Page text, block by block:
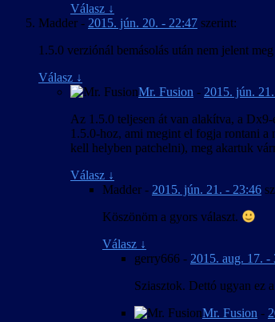
Válasz ↓
Madder - 2015. jún. 20. - 22:47 szerint:
1.5.0 verziónál bemásolás után nem jelent
Válasz ↓
Mr. Fusion - 2015. jún.
Az 1.5.0 teljesen át van alakítva, a
1.5.0-hoz, ami megint el fogja rontani a
kell helyben patchelni), meg akartuk
Válasz ↓
Madder - 2015. jún. 21. - 23:46
Köszönöm a gyors választ.
Válasz ↓
gerry666 - 2015. aug. 17. -
Sziasztok. Dettó ugyan ez
Mr. Fusion -